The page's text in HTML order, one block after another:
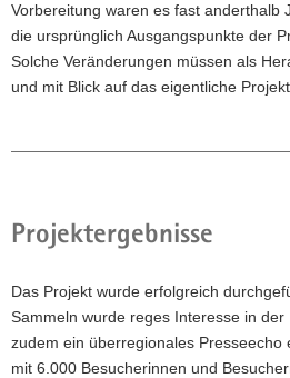
Vorbereitung waren es fast anderthalb
die ursprünglich Ausgangspunkte der
Solche Veränderungen müssen als
und mit Blick auf das eigentliche
Projektergebnisse
Das Projekt wurde erfolgreich
Sammeln wurde reges Interesse in
zudem ein überregionales Presseecho
mit 6.000 Besucherinnen und